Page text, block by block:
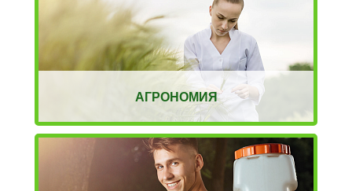
АГРОНОМИЯ